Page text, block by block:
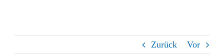
Zurück Vor